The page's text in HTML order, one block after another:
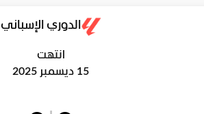
الدوري الإسباني
انتهت
15 ديسمبر 2025